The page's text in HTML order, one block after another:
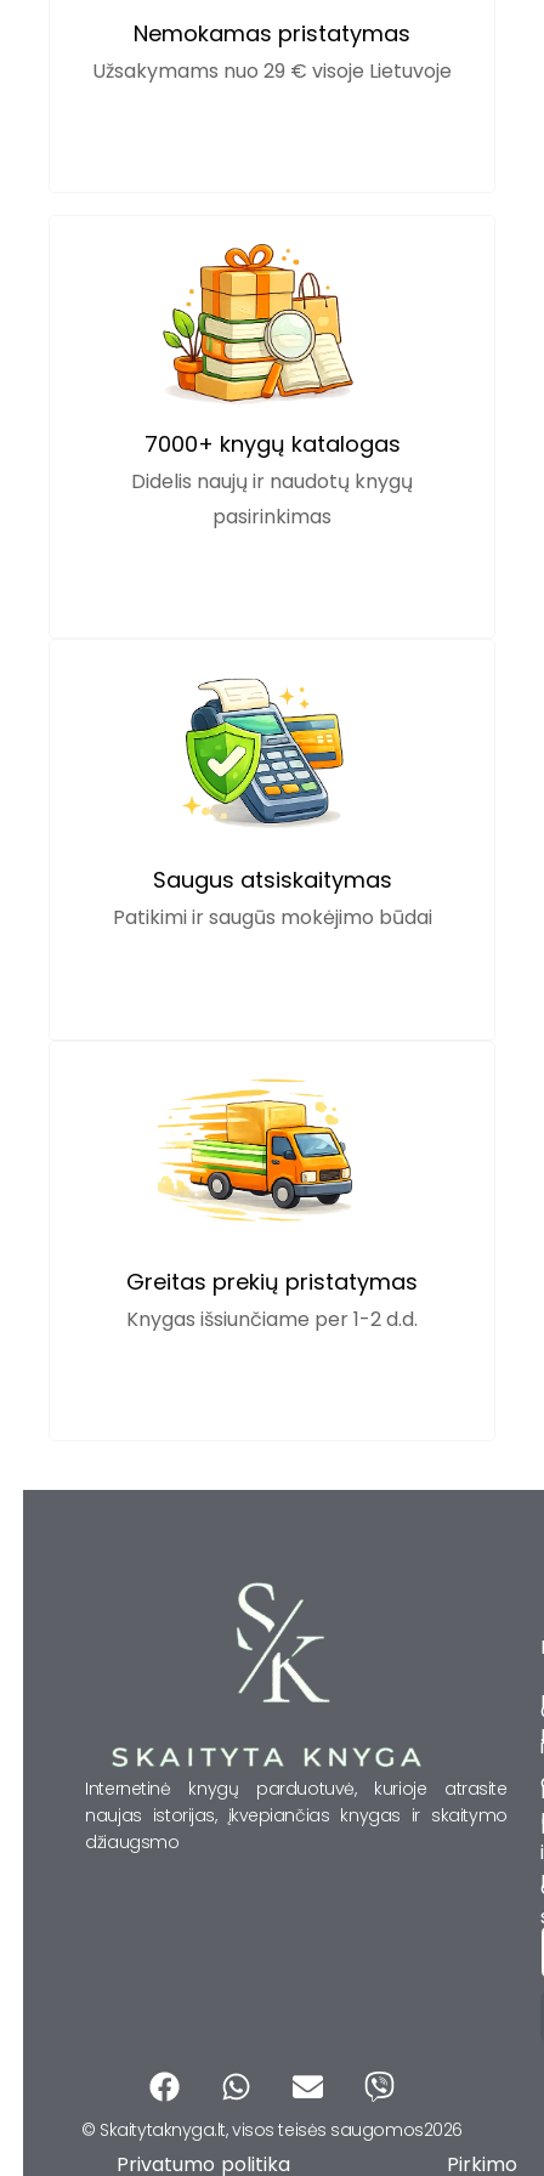
Nemokamas pristatymas
Užsakymams nuo 29 € visoje Lietuvoje
7000+ knygų katalogas
Didelis naujų ir naudotų knygų
pasirinkimas
Saugus atsiskaitymas
Patikimi ir saugūs mokėjimo būdai
Greitas prekių pristatymas
Knygas išsiunčiame per 1-2 d.d.
Internetinė knygų parduotuvė, kurioje atrasite
naujas istorijas, įkvepiančias knygas ir skaitymo
džiaugsmo
F
a
c
W
h
a
E
n
v
V
b
© Skaitytaknyga.lt, visos teisės saugomos2026
Privatumo politika Pirkimo